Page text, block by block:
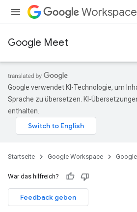
Workspace
Google Meet
Google verwendet KI-Technologie, um
Sprache zu übersetzen. KI-
enthalten.
Startseite Google Workspace
War das hilfreich?
Feedback geben